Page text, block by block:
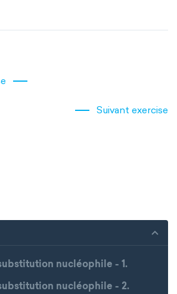
Suivant exercise
nucléophile - 1.
nucléophile - 2.